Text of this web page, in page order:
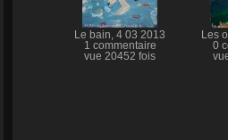
Le bain, 4 03 2013
1 commentaire
vue 20452 fois
Les
0